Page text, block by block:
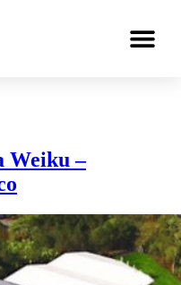
Weiku –